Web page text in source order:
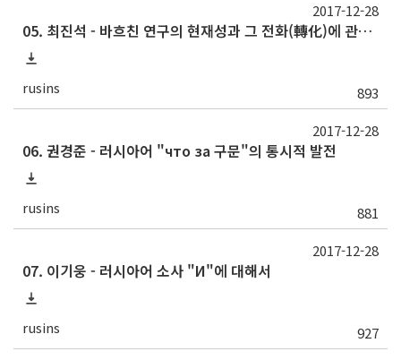
05. 최진석 - 바흐친 연구의 현재성과 그 전화(轉化)에 관하여
rusins 893
2017-12-28
06. 권경준 - 러시아어 "что за 구문"의 통시적 발전
rusins 881
2017-12-28
07. 이기웅 - 러시아어 소사 "И"에 대해서
rusins 927
2017-12-28